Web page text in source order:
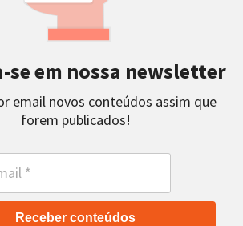
se em nossa newsletter
email novos conteúdos assim que
forem publicados!
Receber conteúdos